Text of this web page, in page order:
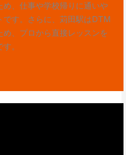
め、仕事や学校帰りに通いや
です。さらに、苅田駅はDTM
、プロから直接レッスンを
。